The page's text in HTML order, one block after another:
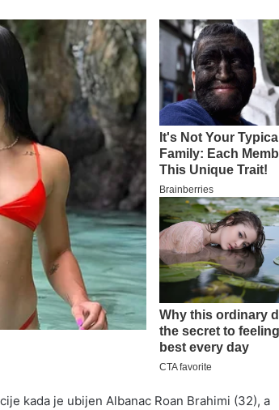
kada je ubijen Albanac Roan Brahimi (32), a